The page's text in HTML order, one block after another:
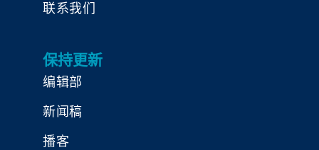
联系我们
保持更新
编辑部
新闻稿
播客